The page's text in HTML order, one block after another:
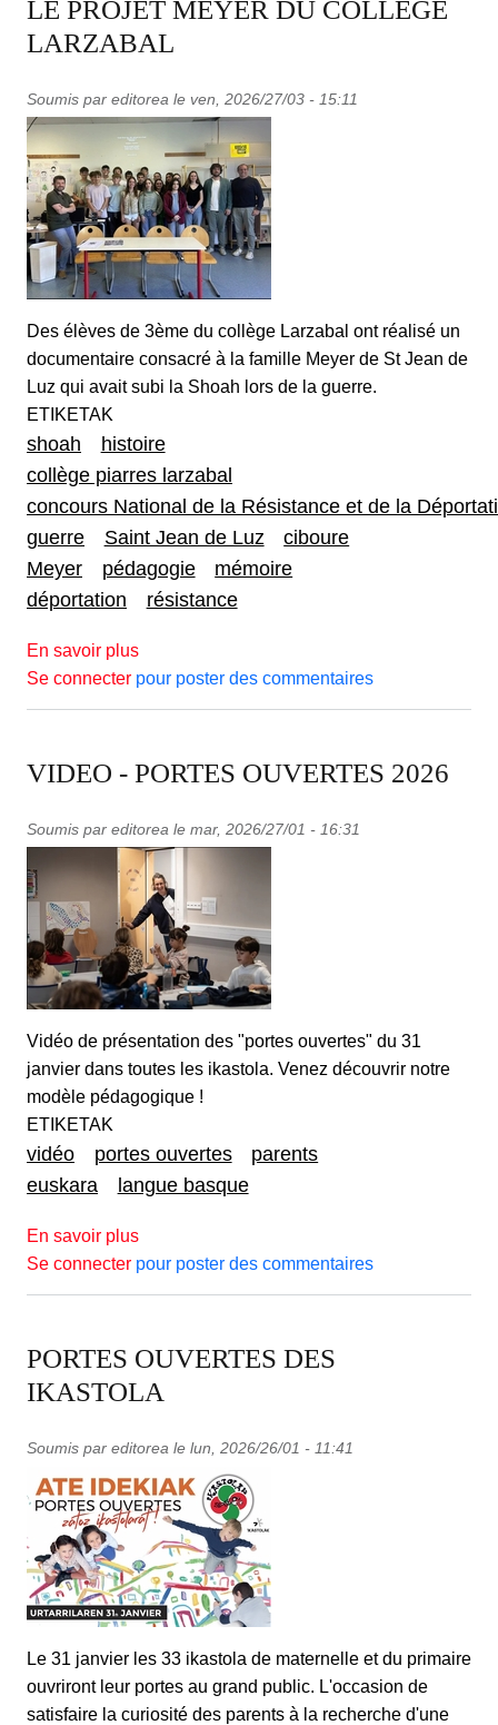
LE PROJET MEYER DU COLLEGE
LARZABAL
Soumis par editorea le ven, 2026/27/03 - 15:11
Des élèves de 3ème du collège Larzabal ont réalisé un
documentaire consacré à la famille Meyer de St Jean de
Luz qui avait subi la Shoah lors de la guerre.
ETIKETAK
shoah
histoire
collège piarres larzabal
concours National de la Résistance et de la
guerre
Saint Jean de Luz
ciboure
Meyer
pédagogie
mémoire
déportation
résistance
En savoir plussur LE PROJET MEYER DU COLLEGE
Se connecter pour poster des commentaires
VIDEO - PORTES OUVERTES 2026
Soumis par editorea le mar, 2026/27/01 - 16:31
Vidéo de présentation des "portes ouvertes" du 31
janvier dans toutes les ikastola. Venez découvrir notre
modèle pédagogique !
ETIKETAK
vidéo portes ouvertes
parents
euskara
langue basque
En savoir plussur VIDEO - PORTES OUVERTES 2026
Se connecter pour poster des commentaires
PORTES OUVERTES DES
IKASTOLA
Soumis par editorea le lun, 2026/26/01 - 11:41
Le 31 janvier les 33 ikastola de maternelle et du primaire
ouvriront leur portes au grand public. L'occasion de
satisfaire la curiosité des parents à la recherche d'une